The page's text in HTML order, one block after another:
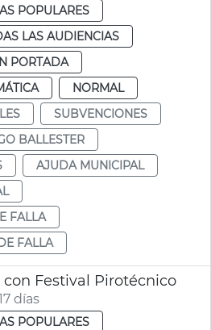
POPULARES
LAS AUDIENCIAS
PORTADA
NORMAL
SUBVENCIONES
BALLESTER
AJUDA MUNICIPAL
FALLA
FALLA
con Festival Pirotécnico
días
POPULARES